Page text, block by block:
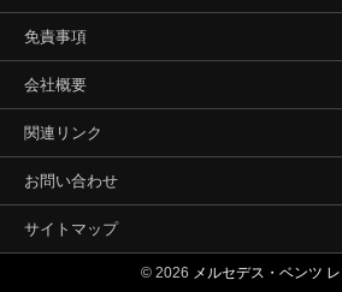
免責事項
会社概要
関連リンク
お問い合わせ
サイトマップ
© 2026 メルセデス・ベンツ